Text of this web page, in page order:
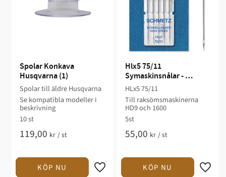
Spolar Konkava
Husqvarna (1)
Spolar till äldre Husqvarna
Se kompatibla modeller i
beskrivning
10 st
119,00 kr /st
Hlx5 75/11
Symaskinsnålar -
Schmetz
HLx5 75/11
Till raksömsmaskinerna
HD9 och 1600
5st
55,00 kr /st